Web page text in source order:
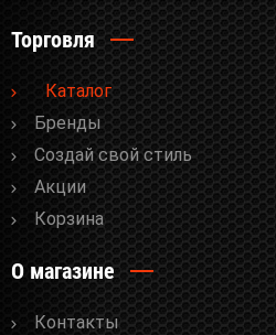
Торговля
Каталог
Бренды
Cоздай свой стиль
Акции
Корзина
О магазине
Контакты